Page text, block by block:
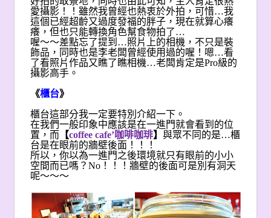
愛攝影！！雖然我曾經也熱衷於外拍，可惜…我
這個已經超齡又過度發福的胖子，現在就算心癢
癢，但也只能轉換角色幫食物拍了…
喔～～差點忘了提到…照片上的相機，不只是裝
飾品，同時也是李老闆曾經使用過的喔！嗯…看
了看照片作品又瞧了瞧相機…老闆肯定是Pro級的
攝影高手。
《櫃台》
櫃台這部分我一定要特別介紹一下。
在我們一般印象中應該是在一進門就會看到的位
置，而 【coffee cafe’咖啡咖琲】 與眾不同的是…櫃
台是在眼前的牆壁後面！！！
所以，你以為一進門之後環境就只有眼前的小小
空間而已嗎？No！！！牆壁的後面可是別有洞天
呢～～～